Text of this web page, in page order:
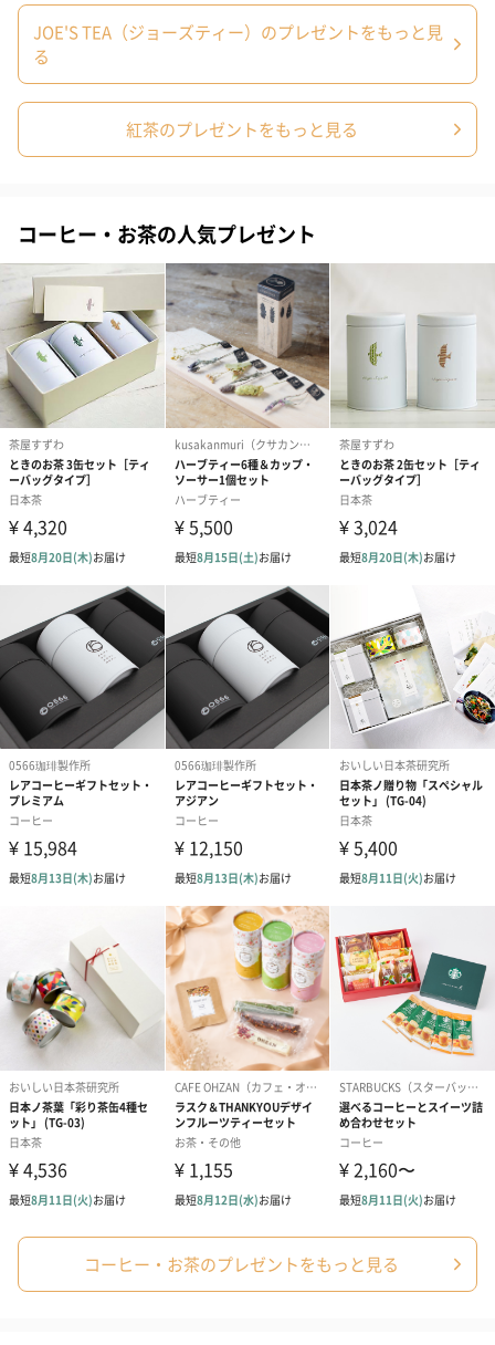
JOE'S TEA（ジョーズティー）のプレゼントをもっと見
る
紅茶のプレゼントをもっと見る
コーヒー・お茶の人気プレゼント
コーヒー・お茶のプレゼントをもっと見る